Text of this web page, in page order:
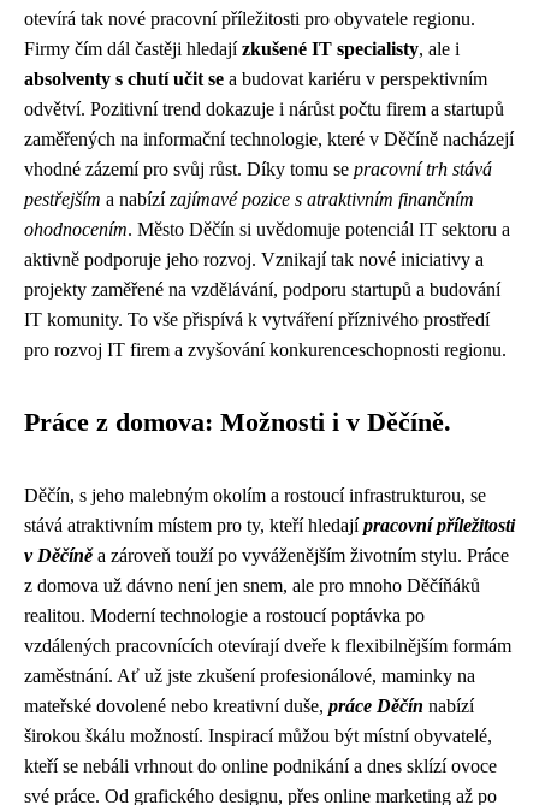
otevírá tak nové pracovní příležitosti pro obyvatele regionu.
Firmy čím dál častěji hledajízkušené IT specialisty, ale i
absolventy s chutí učit se a budovat kariéru v perspektivním
odvětví. Pozitivní trend dokazuje i nárůst počtu firem a startupů
zaměřených na informační technologie, které v Děčíně nacházejí
vhodné zázemí pro svůj růst. Díky tomu se pracovní trh stává
pestřejším a nabízízajímavé pozice s atraktivním finančním
ohodnocením. Město Děčín si uvědomuje potenciál IT sektoru a
aktivně podporuje jeho rozvoj. Vznikají tak nové iniciativy a
projekty zaměřené na vzdělávání, podporu startupů a budování
IT komunity. To vše přispívá k vytváření příznivého prostředí
pro rozvoj IT firem a zvyšování konkurenceschopnosti regionu.
Práce z domova: Možnosti i v Děčíně.
Děčín, s jeho malebným okolím a rostoucí infrastrukturou, se
stává atraktivním místem pro ty, kteří hledajípracovní příležitosti
v Děčíněa zároveň touží po vyváženějším životním stylu. Práce
z domova už dávno není jen snem, ale pro mnoho Děčíňáků
realitou. Moderní technologie a rostoucí poptávka po
vzdálených pracovnících otevírají dveře k flexibilnějším formám
zaměstnání. Ať už jste zkušení profesionálové, maminky na
mateřské dovolené nebo kreativní duše, práce Děčín nabízí
širokou škálu možností. Inspirací můžou být místní obyvatelé,
kteří se nebáli vrhnout do online podnikání a dnes sklízí ovoce
své práce. Od grafického designu, přes online marketing až po